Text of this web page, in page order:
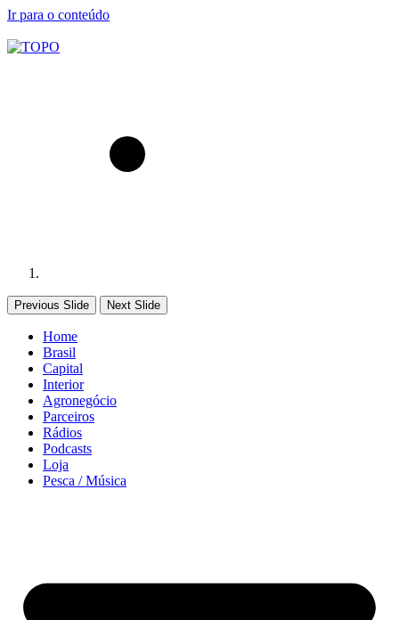
Ir para o conteúdo
Previous Slide Next Slide
Home
Brasil
Capital
Interior
Agronegócio
Parceiros
Rádios
Podcasts
Loja
Pesca / Música